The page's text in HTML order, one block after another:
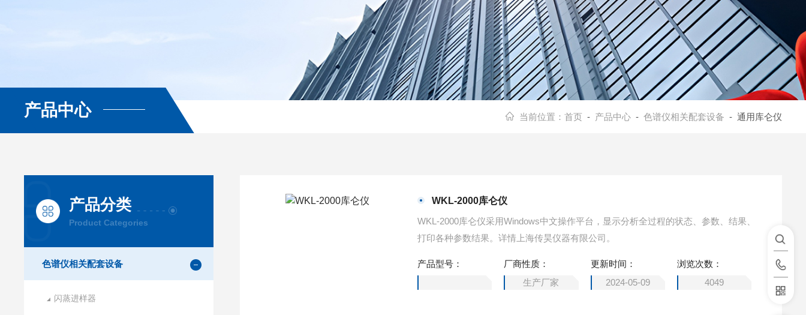
产品中心 当前位置： 首页 - 产品中心- 色谱仪相关配套设备 - 通用库仑仪
产品分类
Product Categories
色谱仪相关配套设备
闪蒸进样器
WKL-2000库仑仪
WKL-2000库仑仪采用Windows中文操作平台，显示分析全过程的状态、参数、结果、
打印各种参数结果。详情上海传昊仪器有限公司。
产品型号：
厂商性质：
生产厂家
更新时间：
2024-05-09
浏览次数：
4049